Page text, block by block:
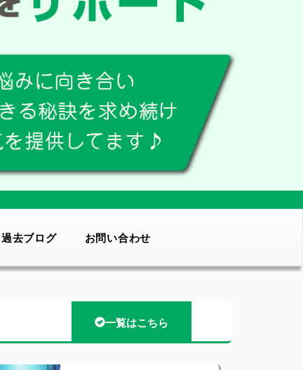
過去ブログ お問い合わせ
一覧はこちら